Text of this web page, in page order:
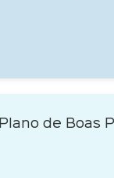
Plano de Boas